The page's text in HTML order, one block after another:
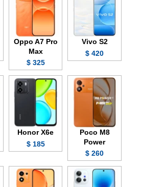
Vivo S2
420 $
Oppo A7 Pro
Max
325 $
Poco M8
Power
260 $
Honor X6e
185 $